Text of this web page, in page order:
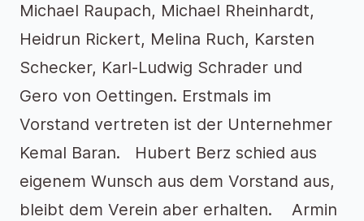
Michael Raupach, Michael Rheinhardt,
Heidrun Rickert, Melina Ruch, Karsten
Schecker, Karl-Ludwig Schrader und
Gero von Oettingen. Erstmals im
Vorstand vertreten ist der Unternehmer
Kemal Baran. Hubert Berz schied aus
eigenem Wunsch aus dem Vorstand aus,
bleibt dem Verein aber erhalten. Armin